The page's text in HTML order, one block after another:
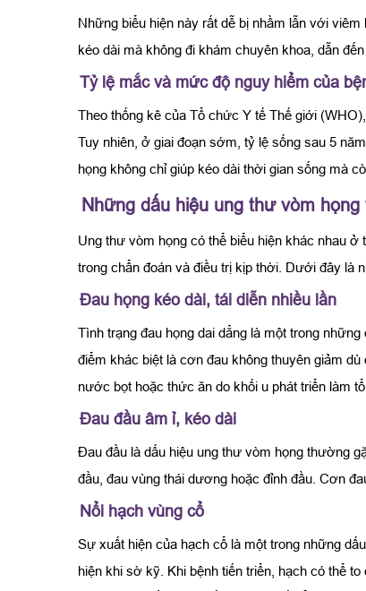
Những biểu hiện này rất dễ bị nhầm lẫn với
kéo dài mà không đi khám chuyên khoa, dẫn
Tỷ lệ mắc và mức độ nguy hiểm của
Theo thống kê của Tổ chức Y tế Thế giới
Tuy nhiên, ở giai đoạn sớm, tỷ lệ sống sau 5
họng không chỉ giúp kéo dài thời gian sống mà
Những dấu hiệu ung thư vòm
Ung thư vòm họng có thể biểu hiện khác nhau
trong chẩn đoán và điều trị kịp thời. Dưới đây là
Đau họng kéo dài, tái diễn nhiều lần
Tình trạng đau họng dai dẳng là một trong
điểm khác biệt là cơn đau không thuyên giảm
nước bọt hoặc thức ăn do khối u phát triển làm
Đau đầu âm ỉ, kéo dài
Đau đầu là dấu hiệu ung thư vòm họng thường
đầu, đau vùng thái dương hoặc đỉnh đầu. Cơn
Nổi hạch vùng cổ
Sự xuất hiện của hạch cổ là một trong những
hiện khi sờ kỹ. Khi bệnh tiến triển, hạch có thể